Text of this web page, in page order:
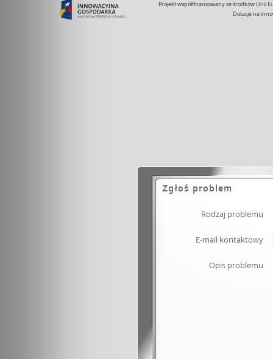
Projekt współfinansowany ze środków Unii
Dotacje na
Zgłoś problem
Rodzaj problemu
E-mail kontaktowy
Opis problemu